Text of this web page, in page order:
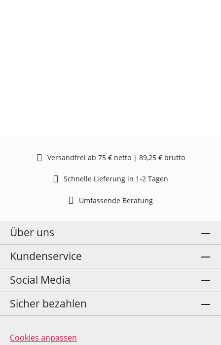
Versandfrei ab 75 € netto | 89,25 € brutto
Schnelle Lieferung in 1-2 Tagen
Umfassende Beratung
Über uns
Kundenservice
Social Media
Sicher bezahlen
Cookies anpassen